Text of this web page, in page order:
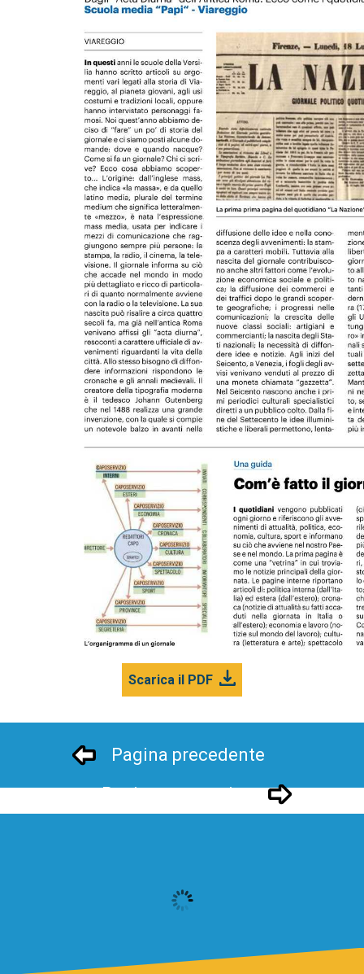
Scarica il PDF
Pagina precedente
Pagina successivo